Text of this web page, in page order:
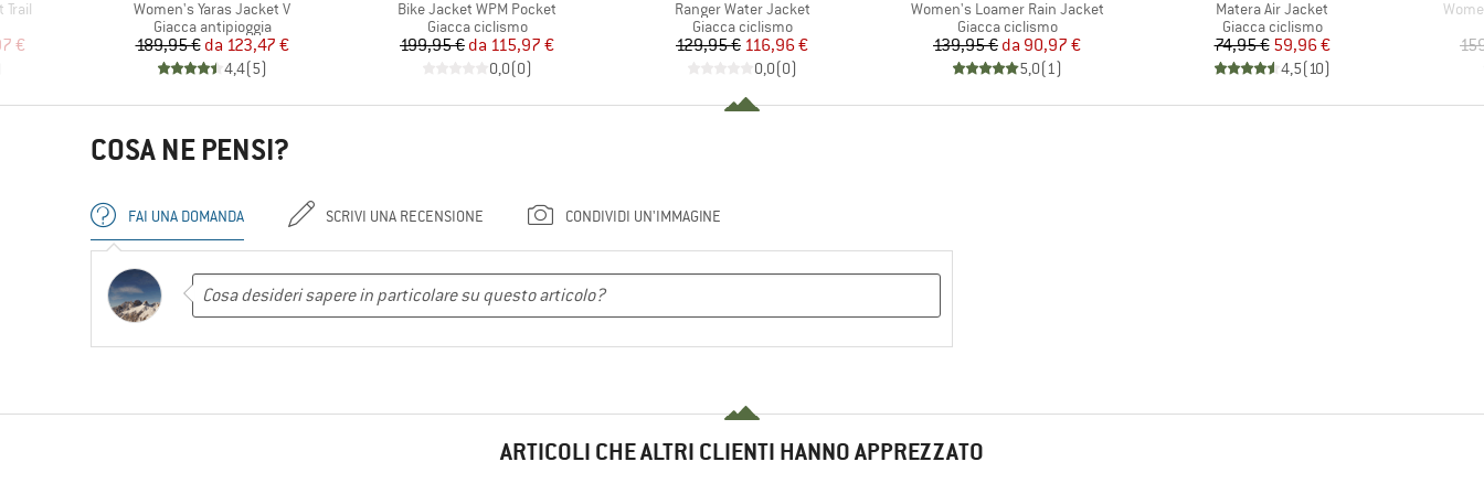
Trail
€
Articolo
Women's Yaras Jacket V
Gruppo di prodotti
Giacca antipioggia
Prezzo
189,95 € Prezzo ridotto
da 123,47 €
4,4(5)
Articolo
Bike Jacket WPM Pocket
Gruppo di prodotti
Giacca ciclismo
Prezzo
199,95 € Prezzo ridotto
da 115,97 €
0,0(0)
Articolo
Ranger Water Jacket
Gruppo di prodotti
Giacca ciclismo
Prezzo
129,95 €Prezzo ridotto
116,96 €
0,0(0)
Articolo
Women's Loamer Rain Jacket
Gruppo di prodotti
Giacca ciclismo
Prezzo
139,95 € Prezzo ridotto
da 90,97 €
5,0(1)
Articolo
Matera Air Jacket
Gruppo di prodotti
Giacca ciclismo
Prezzo
74,95 € Prezzo ridotto
59,96 €
4,5(10)
COSA NE PENSI?
FAI UNA DOMANDA SCRIVI UNA RECENSIONE CONDIVIDI UN'IMMAGINE
ARTICOLI CHE ALTRI CLIENTI HANNO APPREZZATO